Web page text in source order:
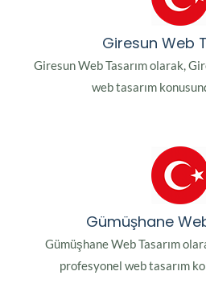
Giresun Web
Giresun Web Tasarım olarak,
web tasarım
Gümüşhane
Gümüşhane Web Tasarım
profesyonel web tasarım